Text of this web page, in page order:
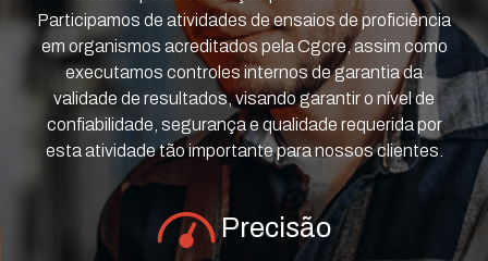
Participamos de atividades de ensaios de proficiência
em organismos acreditados pela Cgcre, assim como
executamos controles internos de garantia da
validade de resultados, visando garantir o nível de
confiabilidade, segurança e qualidade requerida por
esta atividade tão importante para nossos clientes.
Precisão